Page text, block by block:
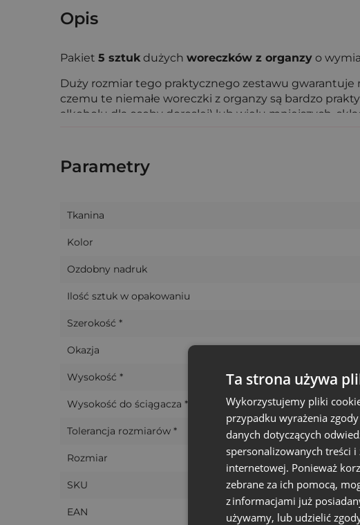
Opis
Pakiet 5 sztuk dużych woreczków z organzy o
Duży rozmiar tego praktycznego zestawu
czemu te niemałe woreczki z organzy są bardzo
alkoholu dla osoby dorosłej) lub wielu mniejszych,
To praktyczne opakowanie, które dopasuje się do
Parametry
Tkanina
Kolor
Ozdobny nadruk
Ilość sztuk w opakowaniu
Szerokość *
Okazja
Wysokość *
Wysokość do ściągacza *
Tolerancja rozmiarów *
Rozmiar
SKU
EAN
Ta strona używa
Wykorzystujemy pliki
przypadku wyrażenia
danych dotyczących
spersonalizowanych treści
internetowej. Ponieważ
zebrane za ich pomocą,
z informacjami już
używamy, lub udzielić